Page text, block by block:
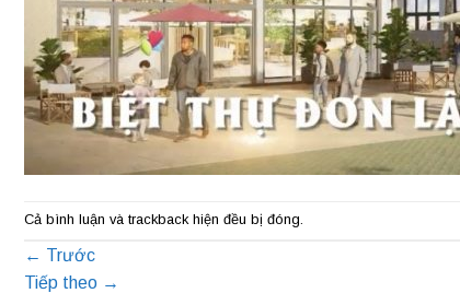
Cả bình luận và trackback hiện đều bị đóng.
← Trước
Tiếp theo →